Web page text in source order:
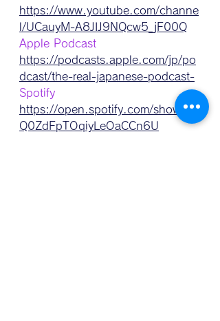
https://www.youtube.com/channe
l/UCauyM-A8JIJ9NQcw5_jF00Q
Apple Podcast
https://podcasts.apple.com/jp/po
dcast/the-real-japanese-podcast-
Spotify
https://open.spotify.com/show/1g
Q0ZdFpTOqiyLeOaCCn6U